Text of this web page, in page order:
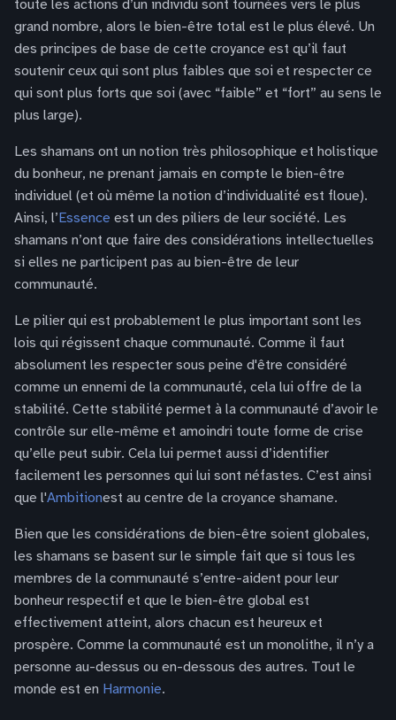
toute les actions d’un individu sont tournées vers le plus
grand nombre, alors le bien-être total est le plus élevé. Un
des principes de base de cette croyance est qu’il faut
soutenir ceux qui sont plus faibles que soi et respecter ce
qui sont plus forts que soi (avec “faible” et “fort” au sens le
plus large).
Les shamans ont un notion très philosophique et holistique
du bonheur, ne prenant jamais en compte le bien-être
individuel (et où même la notion d’individualité est floue).
Ainsi, l’Essence est un des piliers de leur société. Les
shamans n’ont que faire des considérations intellectuelles
si elles ne participent pas au bien-être de leur
communauté.
Le pilier qui est probablement le plus important sont les
lois qui régissent chaque communauté. Comme il faut
absolument les respecter sous peine d'être considéré
comme un ennemi de la communauté, cela lui offre de la
stabilité. Cette stabilité permet à la communauté d’avoir le
contrôle sur elle-même et amoindri toute forme de crise
qu’elle peut subir. Cela lui permet aussi d’identifier
facilement les personnes qui lui sont néfastes. C’est ainsi
que l'Ambitionest au centre de la croyance shamane.
Bien que les considérations de bien-être soient globales,
les shamans se basent sur le simple fait que si tous les
membres de la communauté s’entre-aident pour leur
bonheur respectif et que le bien-être global est
effectivement atteint, alors chacun est heureux et
prospère. Comme la communauté est un monolithe, il n’y a
personne au-dessus ou en-dessous des autres. Tout le
monde est en Harmonie.